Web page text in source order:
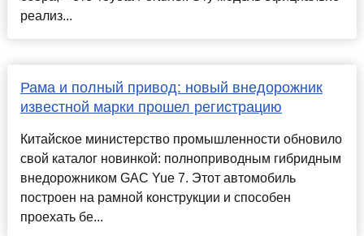
реализ...
Рама и полный привод: новый внедорожник
известной марки прошел регистрацию
Китайское министерство промышленности обновило
свой каталог новинкой: полноприводным гибридным
внедорожником GAC Yue 7. Этот автомобиль
построен на рамной конструкции и способен
проехать бе...